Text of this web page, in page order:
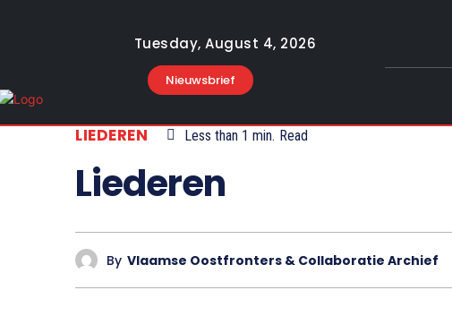
Tuesday, August 4, 2026
Nieuwsbrief
LIEDEREN Less than 1 min. Read
Liederen
By Vlaamse Oostfronters & Collaboratie Archief